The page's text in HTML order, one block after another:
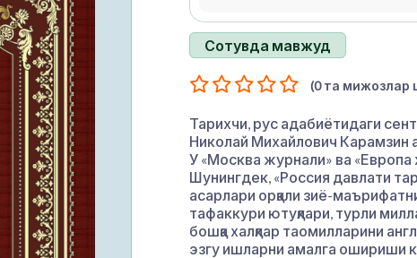
Сотувда мавжуд
(0 та мижозлар
Тарихчи, рус адабиётидаги
Николай Михайлович Карамзин
У «Москва журнали» ва
Шунингдек, «Россия давлати
асарлари орқали зиё-
тафаккури ютуқлари, турли
бошқа халқлар таомилларини
эзгу ишларни амалга ошириши